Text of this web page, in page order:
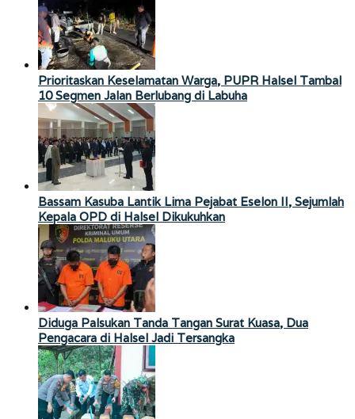
Prioritaskan Keselamatan Warga, PUPR Halsel Tambal
10 Segmen Jalan Berlubang di Labuha
Bassam Kasuba Lantik Lima Pejabat Eselon II, Sejumlah
Kepala OPD di Halsel Dikukuhkan
Diduga Palsukan Tanda Tangan Surat Kuasa, Dua
Pengacara di Halsel Jadi Tersangka